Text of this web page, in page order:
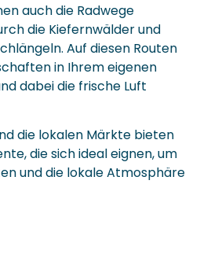
auch die Radwege
die Kiefernwälder und
Auf diesen Routen
in Ihrem eigenen
dabei die frische Luft
die lokalen Märkte bieten
die sich ideal eignen, um
und die lokale Atmosphäre